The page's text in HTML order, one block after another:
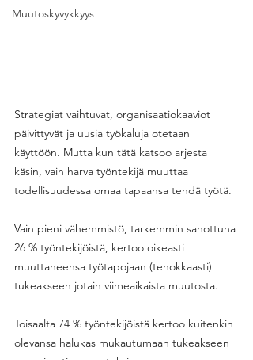
Muutoskyvykkyys
Strategiat vaihtuvat, organisaatiokaaviot
päivittyvät ja uusia työkaluja otetaan
käyttöön. Mutta kun tätä katsoo arjesta
käsin, vain harva työntekijä muuttaa
todellisuudessa omaa tapaansa tehdä työtä.
Vain pieni vähemmistö, tarkemmin sanottuna
26 % työntekijöistä, kertoo oikeasti
muuttaneensa työtapojaan (tehokkaasti)
tukeakseen jotain viimeaikaista muutosta.
Toisaalta 74 % työntekijöistä kertoo kuitenkin
olevansa halukas mukautumaan tukeakseen